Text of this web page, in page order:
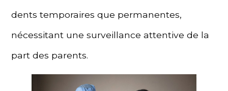
dents temporaires que permanentes,
nécessitant une surveillance attentive de la
part des parents.